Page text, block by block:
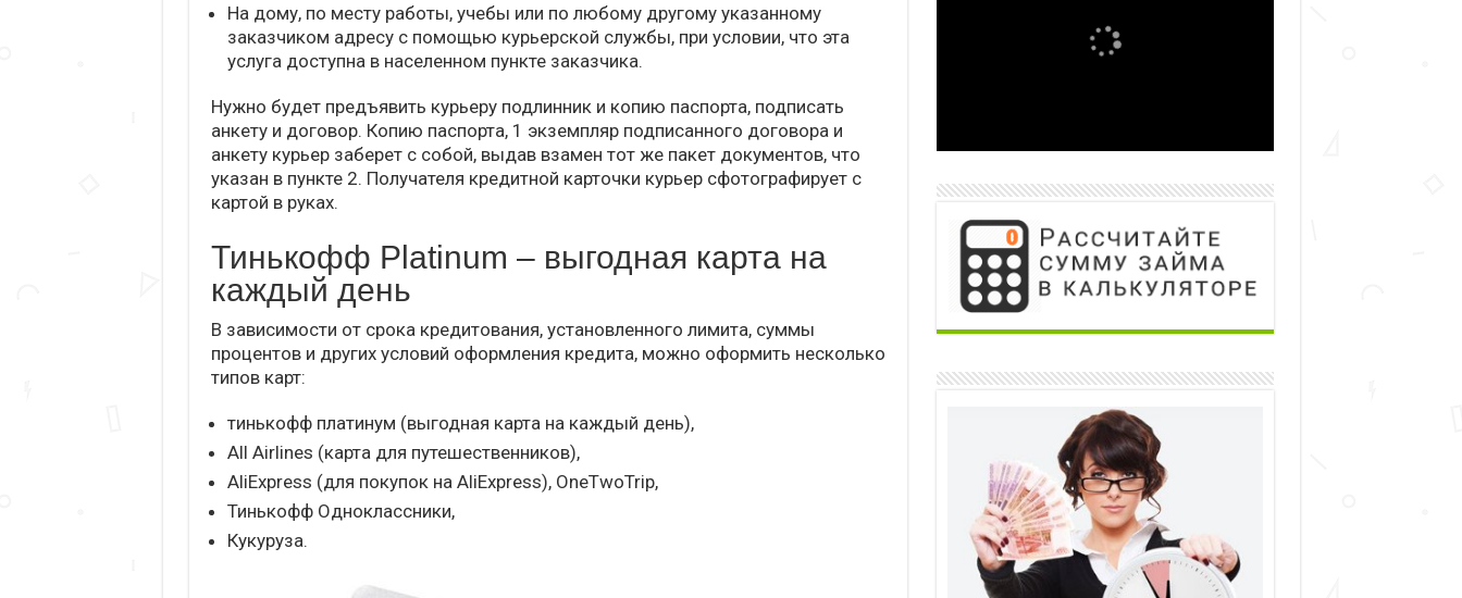
На дому, по месту работы, учебы или по любому другому указанному
заказчиком адресу с помощью курьерской службы, при условии, что эта
услуга доступна в населенном пункте заказчика.
Нужно будет предъявить курьеру подлинник и копию паспорта, подписать
анкету и договор. Копию паспорта, 1 экземпляр подписанного договора и
анкету курьер заберет с собой, выдав взамен тот же пакет документов, что
указан в пункте 2. Получателя кредитной карточки курьер сфотографирует с
картой в руках.
Тинькофф Platinum – выгодная карта на
каждый день
В зависимости от срока кредитования, установленного лимита, суммы
процентов и других условий оформления кредита, можно оформить несколько
типов карт:
тинькофф платинум (выгодная карта на каждый день),
All Airlines (карта для путешественников),
AliExpress (для покупок на AliExpress), OneTwoTrip,
Тинькофф Одноклассники,
Кукуруза.